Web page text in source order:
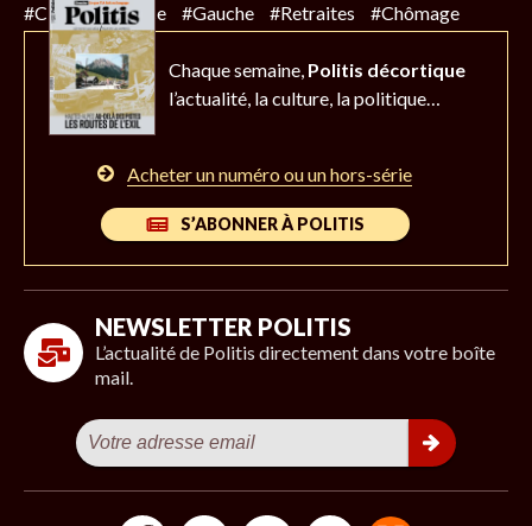
#Climat #Police #Gauche #Retraites #Chômage
Chaque semaine, Politis décortique
l’actualité, la culture, la politique…
Acheter un numéro ou un hors-série
S’ABONNER À POLITIS
NEWSLETTER POLITIS
L’actualité de Politis directement dans votre boîte
mail.